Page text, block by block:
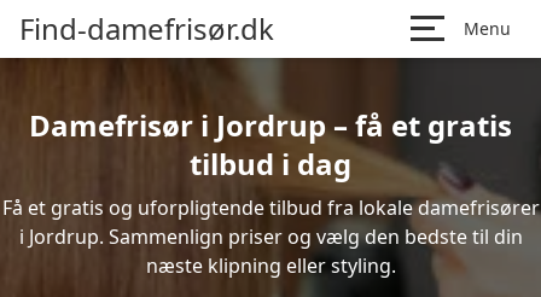
Find-damefrisør.dk Menu
Damefrisør i Jordrup – få et gratis
tilbud i dag
Få et gratis og uforpligtende tilbud fra lokale damefrisører
i Jordrup. Sammenlign priser og vælg den bedste til din
næste klipning eller styling.